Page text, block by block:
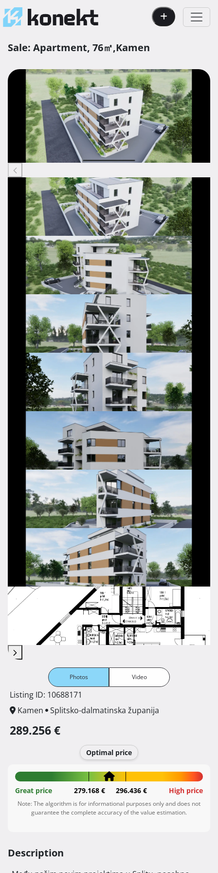
Sale: Apartment, 76㎡,Kamen
Photos Video
Listing ID: 10688171
Kamen
Splitsko-dalmatinska županija
289.256 €
Optimal price
Great price 279.168 € 296.436 € High price
Note: The algorithm is for informational purposes only and does not
guarantee the complete accuracy of the value estimation.
Description